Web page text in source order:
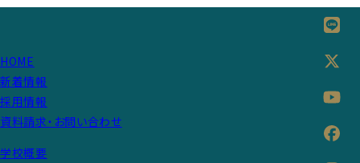
HOME
新着情報
採用情報
資料請求・お問い合わせ
学校概要